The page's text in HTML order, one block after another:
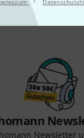
Hilfe &
Newsletter